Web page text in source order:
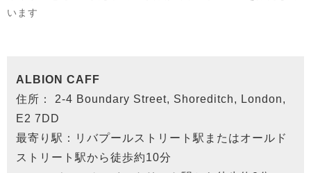
います
ALBION CAFF
住所： 2-4 Boundary Street, Shoreditch, London,
E2 7DD
最寄り駅：リバプールストリート駅またはオールド
ストリート駅から徒歩約10分